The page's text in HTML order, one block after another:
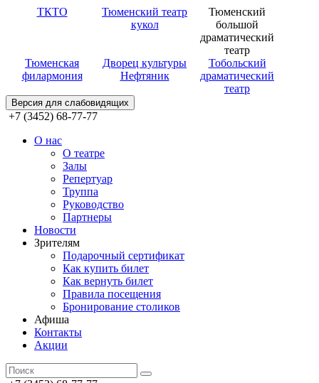
ТКТО
Тюменский театр
кукол
Тюменский
большой
драматический
театр
Тюменская
филармония
Дворец культуры
Нефтяник
Тобольский
драматический
театр
Версия для слабовидящих
+7 (3452) 68-77-77
О нас
О театре
Залы
Репертуар
Труппа
Руководство
Партнеры
Новости
Зрителям
Подарочный сертификат
Как купить билет
Как вернуть билет
Правила посещения
Бронирование столиков
Афиша
Контакты
Акции